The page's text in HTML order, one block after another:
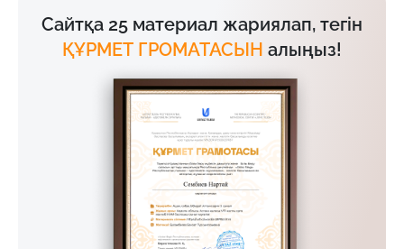
Сайтқа 25 материал жариялап, тегін
ҚҰРМЕТ ГРОМАТАСЫН алыңыз!